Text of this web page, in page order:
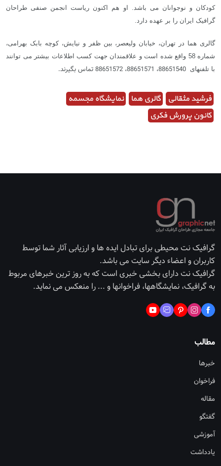
کودکان و نوجوانان می باشد. او هم اکنون ریاست انجمن صنفی طراحان
گرافیک ایران را بر عهده دارد.
گالری هما در تهران، خیابان ولیعصر، بین ظفر و نیایش، کوچه بابک بهرامی،
شماره 58 واقع شده است و علاقمندان جهت کسب اطلاعات بیشتر می توانند
با تلفنهای 88651540، 88651571، 88651572 تماس بگیرند.
فرشید مثقالی گالری هما
نمایشگاه مجسمه
کانون پرورش فکری
گرافیک نت محیطی برای تبادل ایده ها و ارزیابی آثار شما توسط
کاربران و اعضاء دیگر سایت می باشد.
گرافیک نت دارای بخشی خبری است که به روز ترین خبرهای مربوط
به گرافیک، نمایشگاهها، فراخوانها و ... را منعکس می نماید.
مطالب
خبرها
فراخوان
مقاله
گفتگو
آموزشی
یادداشت